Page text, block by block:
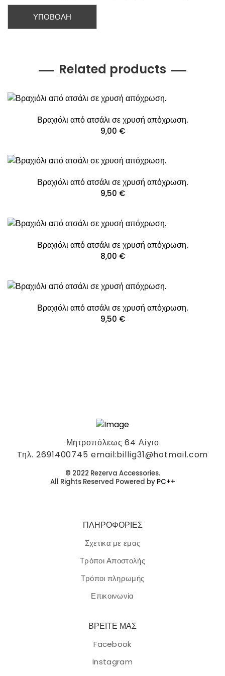
Related products
Βραχιόλι από ατσάλι σε χρυσή απόχρωση.
9,00 €
Βραχιόλι από ατσάλι σε χρυσή απόχρωση.
9,50 €
Βραχιόλι από ατσάλι σε χρυσή απόχρωση.
8,00 €
Βραχιόλι από ατσάλι σε χρυσή απόχρωση.
9,50 €
Μητροπόλεως 64 Αίγιο
Tηλ. 2691400745 email:billig31@hotmail.com
© 2022 Rezerva Accessories.
All Rights Reserved Powered by PC++
ΠΛΗΡΟΦΟΡΙΕΣ
Σχετικα με εμας
Τρόποι Αποστολής
Τρόποι πληρωμής
Επικοινωνία
ΒΡΕΙΤΕ ΜΑΣ
Facebook
Instagram